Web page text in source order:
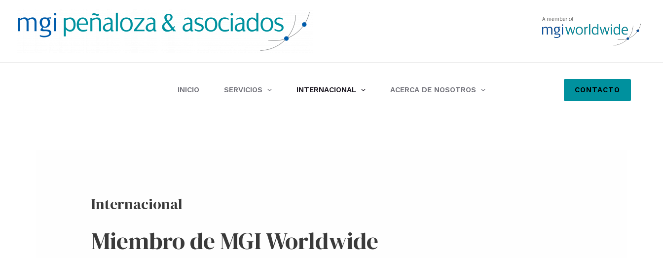
contenido
INICIO SERVICIOS INTERNACIONAL ACERCA DE NOSOTROS CONTACTO
Internacional
Miembro de MGI Worldwide